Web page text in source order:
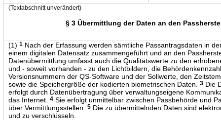
(Textabschnitt unverändert)
§ 3 Übermittlung der Daten an den
(1)1 Nach der Erfassung werden sämtliche Passantragsdaten in
einem digitalen Datensatz zusammengeführt und an den
Datenübermittlung umfasst auch die Qualitätswerte zu den
und - soweit vorhanden - zu den Lichtbildern, die
Versionsnummern der QS-Software und der Sollwerte, den
sowie die Speichergröße der kodierten biometrischen Daten.3 Die
erfolgt durch Datenübertragung über verwaltungseigene
das Internet.4 Sie erfolgt unmittelbar zwischen Passbehörde und
über Vermittlungsstellen.5 Die zu übermittelnden Daten sind
und zu verschlüsseln.